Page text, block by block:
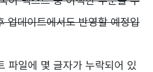
업데이트에서도 반영할 예정입
파일에 몇 글자가 누락되어 있